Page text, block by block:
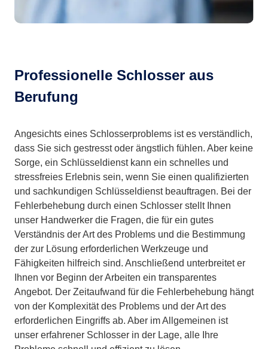
Professionelle Schlosser aus
Berufung
Angesichts eines Schlosserproblems ist es verständlich,
dass Sie sich gestresst oder ängstlich fühlen. Aber keine
Sorge, ein Schlüsseldienst kann ein schnelles und
stressfreies Erlebnis sein, wenn Sie einen qualifizierten
und sachkundigen Schlüsseldienst beauftragen. Bei der
Fehlerbehebung durch einen Schlosser stellt Ihnen
unser Handwerker die Fragen, die für ein gutes
Verständnis der Art des Problems und die Bestimmung
der zur Lösung erforderlichen Werkzeuge und
Fähigkeiten hilfreich sind. Anschließend unterbreitet er
Ihnen vor Beginn der Arbeiten ein transparentes
Angebot. Der Zeitaufwand für die Fehlerbehebung hängt
von der Komplexität des Problems und der Art des
erforderlichen Eingriffs ab. Aber im Allgemeinen ist
unser erfahrener Schlosser in der Lage, alle Ihre